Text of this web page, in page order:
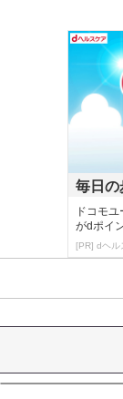
毎日の
ドコモ
がdポイ
が楽しく
[PR] dヘル